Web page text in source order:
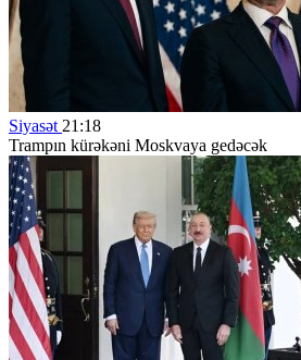
Siyasət 21:18
Trampın kürəkəni Moskvaya gedəcək